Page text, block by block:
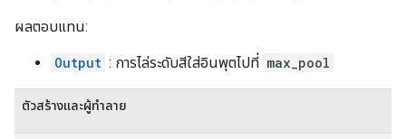
ผลตอบแทน:
Output : การไล่ระดับสีใส่อินพุตไปที่ max_pool
ตัวสร้างและผู้ทำลาย